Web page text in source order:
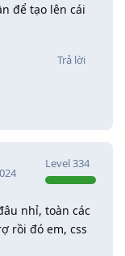
để tạo lên cái
Trả lời
Level334
nhỉ, toàn các
rồi đó em, css